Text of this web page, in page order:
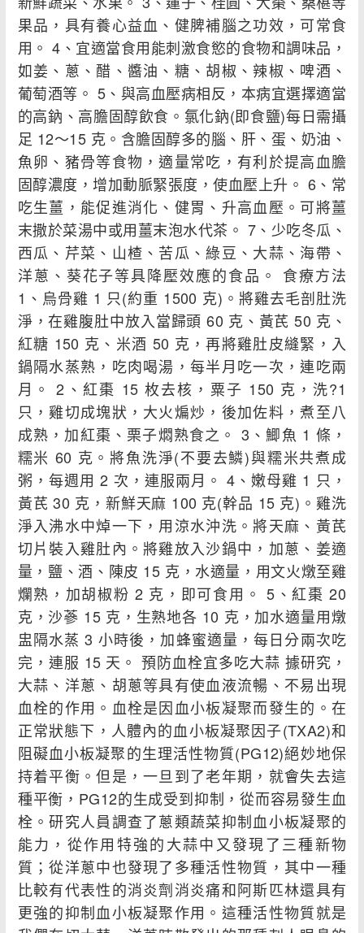
果品，具有養心益血、健脾補腦之功效，可常食
用。 4、宜適當食用能刺激食慾的食物和調味品，
如姜、蔥、醋、醬油、糖、胡椒、辣椒、啤酒、
葡萄酒等。 5、與高血壓病相反，本病宜選擇適當
的高鈉、高膽固醇飲食。氯化鈉(即食鹽)每日需攝
足 12～15 克。含膽固醇多的腦、肝、蛋、奶油、
魚卵、豬骨等食物，適量常吃，有利於提高血膽
固醇濃度，增加動脈緊張度，使血壓上升。 6、常
吃生薑，能促進消化、健胃、升高血壓。可將薑
末撒於菜湯中或用薑末泡水代茶。 7、少吃冬瓜、
西瓜、芹菜、山楂、苦瓜、綠豆、大蒜、海帶、
洋蔥、葵花子等具降壓效應的食品。 食療方法
1、烏骨雞 1 只(約重 1500 克)。將雞去毛剖肚洗
淨，在雞腹肚中放入當歸頭 60 克、黃芪 50 克、
紅糖 150 克、米酒 50 克，再將雞肚皮縫緊，入
鍋隔水蒸熟，吃肉喝湯，每半月吃一次，連吃兩
月。 2、紅棗 15 枚去核，粟子 150 克，洗?1
只，雞切成塊狀，大火煸炒，後加佐料，煮至八
成熟，加紅棗、栗子燜熟食之。 3、鯽魚 1 條，
糯米 60 克。將魚洗淨(不要去鱗)與糯米共煮成
粥，每週用 2 次，連服兩月。 4、嫩母雞 1 只，
黃芪 30 克，新鮮天麻 100 克(幹品 15 克)。雞洗
淨入沸水中焯一下，用涼水沖洗。將天麻、黃芪
切片裝入雞肚內。將雞放入沙鍋中，加蔥、姜適
量，鹽、酒、陳皮 15 克，水適量，用文火燉至雞
爛熟，加胡椒粉 2 克，即可食用。 5、紅棗 20
克，沙蔘 15 克，生熟地各 10 克，加水適量用燉
盅隔水蒸 3 小時後，加蜂蜜適量，每日分兩次吃
完，連服 15 天。 預防血栓宜多吃大蒜 據研究，
大蒜、洋蔥、胡蔥等具有使血液流暢、不易出現
血栓的作用。血栓是因血小板凝聚而發生的。在
正常狀態下，人體內的血小板凝聚因子(TXA2)和
阻礙血小板凝聚的生理活性物質(PG12)絕妙地保
持着平衡。但是，一旦到了老年期，就會失去這
種平衡，PG12的生成受到抑制，從而容易發生血
栓。研究人員調查了蔥類蔬菜抑制血小板凝聚的
能力，從作用特強的大蒜中又發現了三種新物
質；從洋蔥中也發現了多種活性物質，其中一種
比較有代表性的消炎劑消炎痛和阿斯匹林還具有
更強的抑制血小板凝聚作用。這種活性物質就是